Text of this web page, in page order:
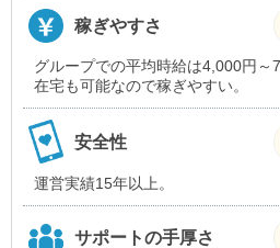
稼ぎやすさ
グループでの平均時給は4,000円～
在宅も可能なので稼ぎやすい。
安全性
運営実績15年以上。
サポートの手厚さ